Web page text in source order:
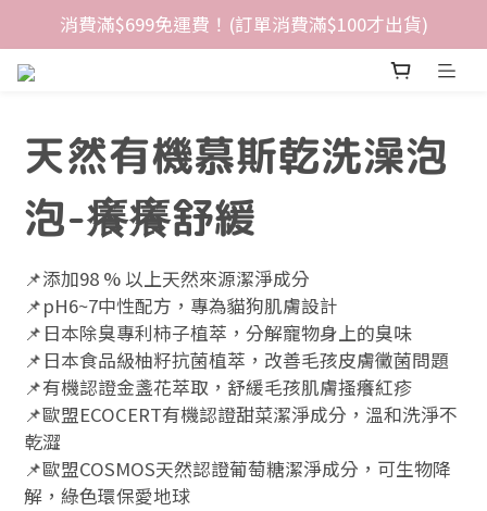
消費滿$699免運費！(訂單消費滿$100才出貨)
天然有機慕斯乾洗澡泡
泡-癢癢舒緩
📌添加98 % 以上天然來源潔淨成分
📌pH6~7中性配方，專為貓狗肌膚設計
📌日本除臭專利柿子植萃，分解寵物身上的臭味
📌日本食品級柚籽抗菌植萃，改善毛孩皮膚黴菌問題
📌有機認證金盞花萃取，舒緩毛孩肌膚搔癢紅疹
📌歐盟ECOCERT有機認證甜菜潔淨成分，溫和洗淨不
乾澀
📌歐盟COSMOS天然認證葡萄糖潔淨成分，可生物降
解，綠色環保愛地球